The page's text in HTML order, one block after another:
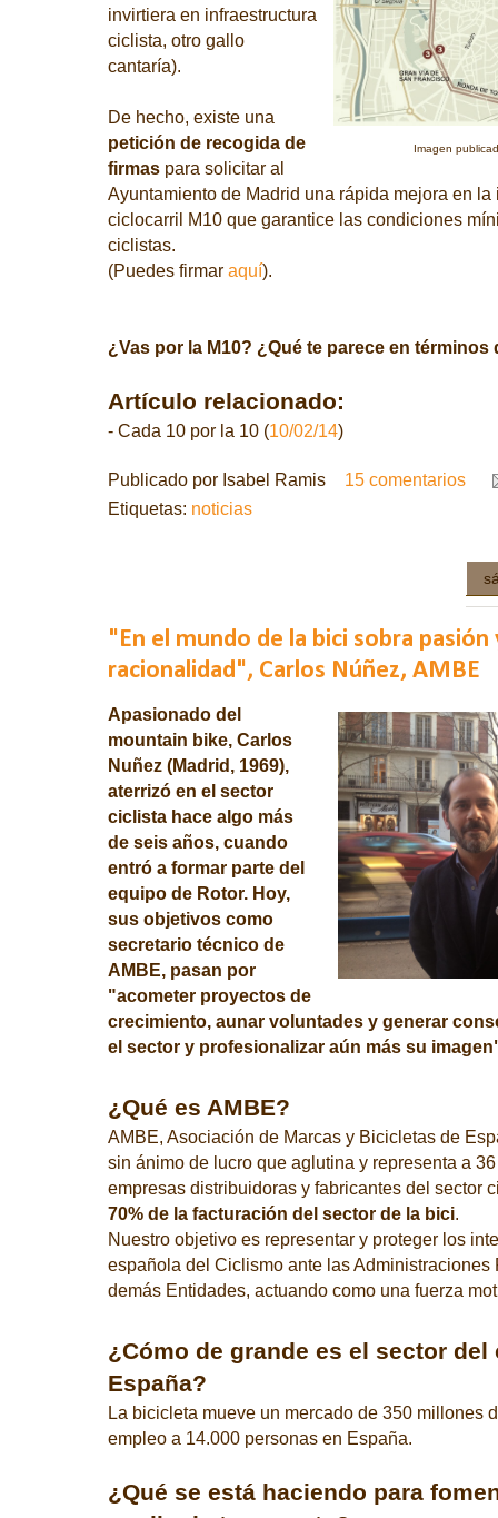
Imagen
invirtiera en infraestructura
ciclista, otro gallo
cantaría).
De hecho, existe una
petición de recogida de
firmas para solicitar al
Ayuntamiento de Madrid una rápida mejora en la
ciclocarril M10 que garantice las condiciones
ciclistas.
(Puedes firmar aquí).
¿Vas por la M10? ¿Qué te parece en
Artículo relacionado:
- Cada 10 por la 10 (10/02/14)
Publicado por Isabel Ramis
15 comentarios
Etiquetas: noticias
"En el mundo de la bici sobra pasión
racionalidad", Carlos Núñez, AMBE
Apasionado del
mountain bike, Carlos
Nuñez (Madrid, 1969),
aterrizó en el sector
ciclista hace algo más
de seis años, cuando
entró a formar parte del
equipo de Rotor. Hoy,
sus objetivos como
secretario técnico de
AMBE, pasan por
"acometer proyectos de
crecimiento, aunar voluntades y generar
el sector y profesionalizar aún más su
¿Qué es AMBE?
AMBE, Asociación de Marcas y Bicicletas de
sin ánimo de lucro que aglutina y representa a
empresas distribuidoras y fabricantes del sector
70% de la facturación del sector de la bici.
Nuestro objetivo es representar y proteger los
española del Ciclismo ante las Administraciones
demás Entidades, actuando como una fuerza
¿Cómo de grande es el sector
España?
La bicicleta mueve un mercado de 350 millones
empleo a 14.000 personas en España.
¿Qué se está haciendo para